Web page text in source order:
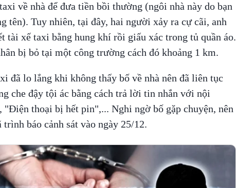
về nhà để đưa tiền bồi thường (ngôi nhà này do bạn
tên). Tuy nhiên, tại đây, hai người xảy ra cự cãi, anh
tài xế taxi bằng hung khí rồi giấu xác trong tủ quần áo.
bị bỏ tại một công trường cách đó khoảng 1 km.
đã lo lắng khi không thấy bố về nhà nên đã liên tục
che đậy tội ác bằng cách trả lời tin nhắn với nội
"Điện thoại bị hết pin",... Nghi ngờ bố gặp chuyện, nên
báo cảnh sát vào ngày 25/12.